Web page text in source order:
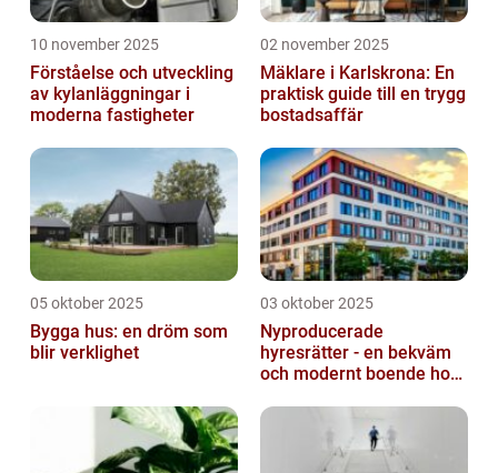
10 november 2025
Förståelse och utveckling
av kylanläggningar i
moderna fastigheter
02 november 2025
Mäklare i Karlskrona: En
praktisk guide till en trygg
bostadsaffär
05 oktober 2025
Bygga hus: en dröm som
blir verklighet
03 oktober 2025
Nyproducerade
hyresrätter - en bekväm
och modernt boende hos
nyproduktion